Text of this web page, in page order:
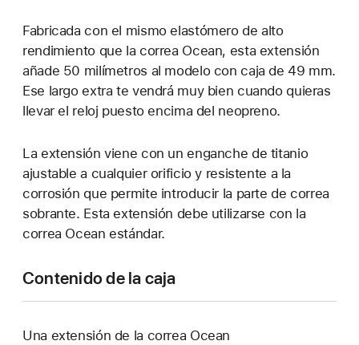
Fabricada con el mismo elastómero de alto
rendimiento que la correa Ocean, esta extensión
añade 50 milímetros al modelo con caja de 49 mm.
Ese largo extra te vendrá muy bien cuando quieras
llevar el reloj puesto encima del neopreno.
La extensión viene con un enganche de titanio
ajustable a cualquier orificio y resistente a la
corrosión que permite introducir la parte de correa
sobrante. Esta extensión debe utilizarse con la
correa Ocean estándar.
Contenido de la caja
Una extensión de la correa Ocean